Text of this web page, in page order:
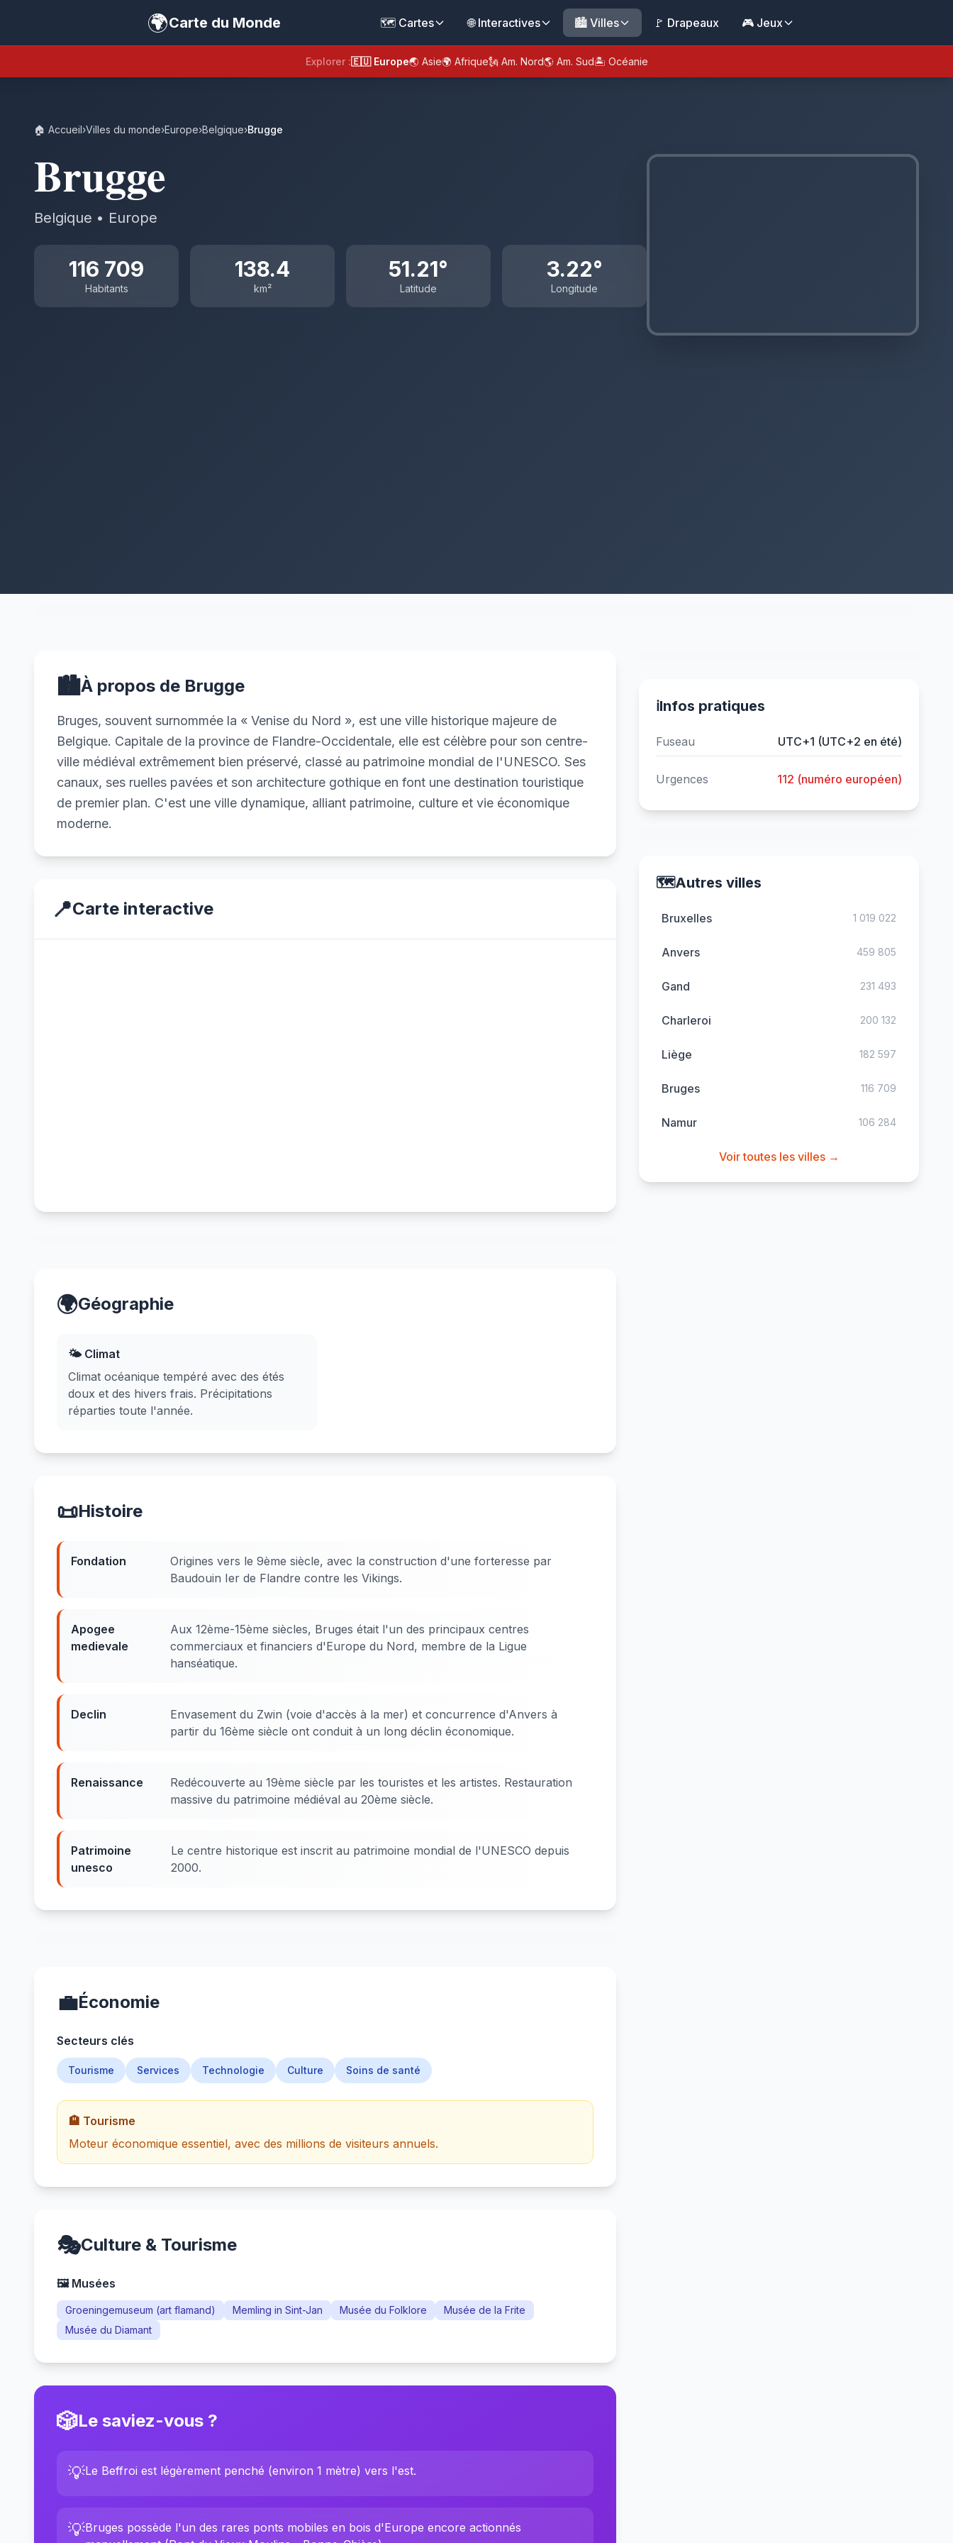
🌍Carte du Monde 🗺️ Cartes 🌐 Interactives 🏙️ Villes 🚩 Drapeaux 🎮 Jeux
Explorer :🇪🇺 Europe🌏 Asie🌍 Afrique🗽 Am. Nord🌎 Am. Sud🏝️ Océanie
🏠 Accueil›Villes du monde›Europe›Belgique›Brugge
Brugge
Belgique • Europe
116 709
Habitants
138.4
km²
51.21°
Latitude
3.22°
Longitude
🏙️À propos de Brugge
Bruges, souvent surnommée la « Venise du Nord », est une ville historique majeure de
Belgique. Capitale de la province de Flandre-Occidentale, elle est célèbre pour son centre-
ville médiéval extrêmement bien préservé, classé au patrimoine mondial de l'UNESCO. Ses
canaux, ses ruelles pavées et son architecture gothique en font une destination touristique
de premier plan. C'est une ville dynamique, alliant patrimoine, culture et vie économique
moderne.
📍Carte interactive
🌍Géographie
🌤️ Climat
Climat océanique tempéré avec des étés
doux et des hivers frais. Précipitations
réparties toute l'année.
📜Histoire
Fondation
Origines vers le 9ème siècle, avec la construction d'une forteresse par
Baudouin Ier de Flandre contre les Vikings.
Apogee
medievale
Aux 12ème-15ème siècles, Bruges était l'un des principaux centres
commerciaux et financiers d'Europe du Nord, membre de la Ligue
hanséatique.
Declin
Envasement du Zwin (voie d'accès à la mer) et concurrence d'Anvers à
partir du 16ème siècle ont conduit à un long déclin économique.
Renaissance
Redécouverte au 19ème siècle par les touristes et les artistes. Restauration
massive du patrimoine médiéval au 20ème siècle.
Patrimoine
unesco
Le centre historique est inscrit au patrimoine mondial de l'UNESCO depuis
2000.
💼Économie
Secteurs clés
Tourisme Services Technologie Culture Soins de santé
🏨 Tourisme
Moteur économique essentiel, avec des millions de visiteurs annuels.
🎭Culture & Tourisme
🖼️ Musées
Groeningemuseum (art flamand) Memling in Sint-Jan Musée du Folklore
Musée de la Frite
Musée du Diamant
🎲Le saviez-vous ?
💡Le Beffroi est légèrement penché (environ 1 mètre) vers l'est.
💡Bruges possède l'un des rares ponts mobiles en bois d'Europe encore actionnés
ℹ️Infos pratiques
Fuseau UTC+1 (UTC+2 en été)
Urgences 112 (numéro européen)
🗺️Autres villes
Bruxelles 1 019 022
Anvers 459 805
Gand 231 493
Charleroi 200 132
Liège 182 597
Bruges 116 709
Namur 106 284
Voir toutes les villes →